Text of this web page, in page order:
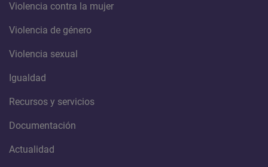
Violencia contra la mujer
Violencia de género
Violencia sexual
Igualdad
Recursos y servicios
Documentación
Actualidad